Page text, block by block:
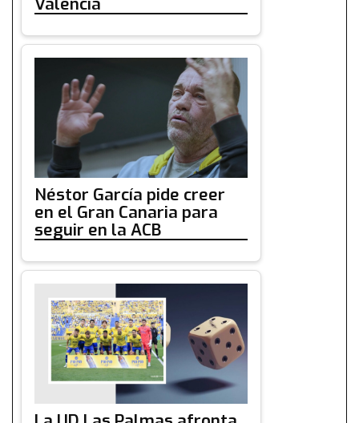
Néstor García pide creer
en el Gran Canaria para
seguir en la ACB